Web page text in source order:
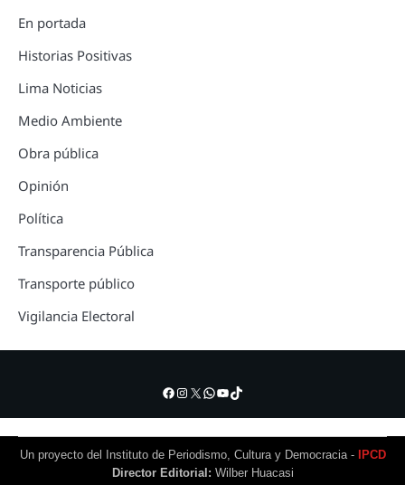
En portada
Historias Positivas
Lima Noticias
Medio Ambiente
Obra pública
Opinión
Política
Transparencia Pública
Transporte público
Vigilancia Electoral
Facebook
Instagram
X WhatsApp
YouTube
TikTok
Un proyecto del Instituto de Periodismo, Cultura y Democracia - IPCD
Director Editorial: Wilber Huacasi